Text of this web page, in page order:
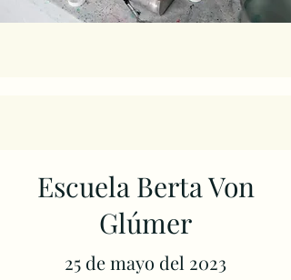
Escuela Berta Von
Glúmer
25 de mayo del 2023